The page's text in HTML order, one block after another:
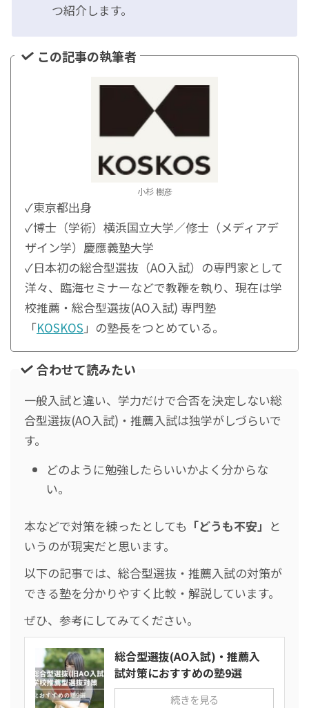
つ紹介します。
この記事の執筆者
小杉 樹彦
✓東京都出身
✓博士（学術）横浜国立大学／修士（メディアデ
ザイン学）慶應義塾大学
✓日本初の総合型選抜（AO入試）の専門家として
洋々、臨海セミナーなどで教鞭を執り、現在は学
校推薦・総合型選抜(AO入試) 専門塾
「KOSKOS」の塾長をつとめている。
合わせて読みたい
一般入試と違い、学力だけで合否を決定しない総
合型選抜(AO入試)・推薦入試は独学がしづらいで
す。
どのように勉強したらいいかよく分からな
い。
本などで対策を練ったとしても 「どうも不安」 と
いうのが現実だと思います。
以下の記事では、総合型選抜・推薦入試の対策が
できる塾を分かりやすく比較・解説しています。
ぜひ、参考にしてみてください。
総合型選抜(AO入試)・推薦入
試対策におすすめの塾9選
続きを見る